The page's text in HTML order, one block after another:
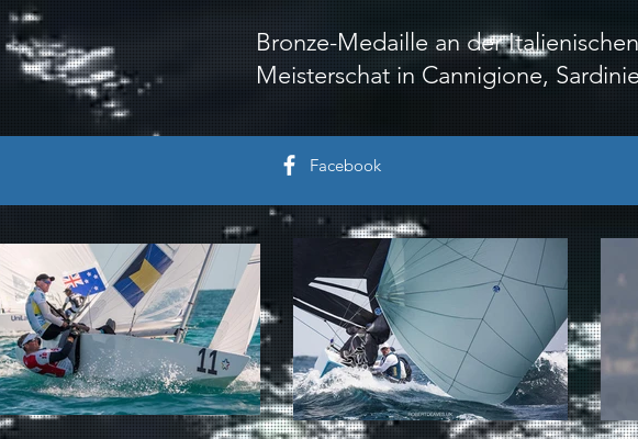
Bronze-Medaille an der
Meisterschat in Cannigione,
Facebook